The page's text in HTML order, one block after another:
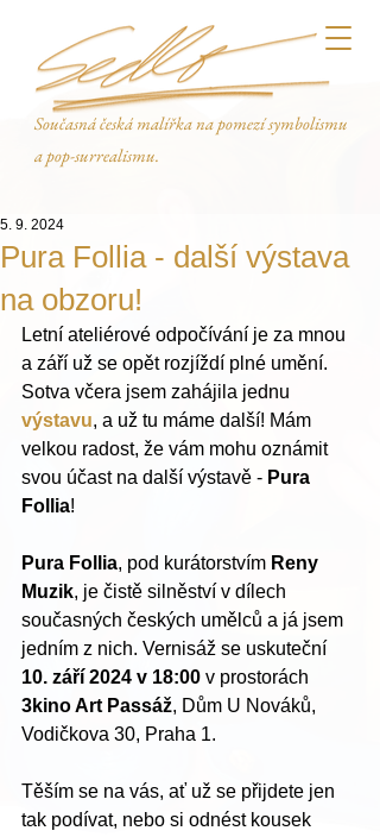
Současná česká malířka na pomezí symbolismu
a pop-surrealismu.
Pura Follia - další výstava
na obzoru!
5. 9. 2024
Letní ateliérové odpočívání je za mnou
a září už se opět rozjíždí plné umění.
Sotva včera jsem zahájila jednu
výstavu, a už tu máme další! Mám
velkou radost, že vám mohu oznámit
svou účast na další výstavě - Pura
Follia!
Pura Follia, pod kurátorstvím Reny
Muzik, je čistě silněství v dílech
současných českých umělců a já jsem
jedním z nich. Vernisáž se uskuteční
10. září 2024 v 18:00 v prostorách
3kino Art Passáž, Dům U Nováků,
Vodičkova 30, Praha 1.
Těším se na vás, ať už se přijdete jen
tak podívat, nebo si odnést kousek